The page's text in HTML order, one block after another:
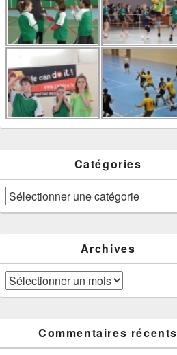
Catégories
Catégories
Archives
Archives
Commentaires récents